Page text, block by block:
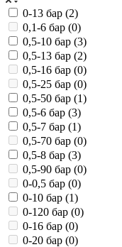
0-13 бар (2)
0,1-6 бар (0)
0,5-10 бар (3)
0,5-13 бар (2)
0,5-16 бар (0)
0,5-25 бар (0)
0,5-50 бар (1)
0,5-6 бар (3)
0,5-7 бар (1)
0,5-70 бар (0)
0,5-8 бар (3)
0,5-90 бар (0)
0-0,5 бар (0)
0-10 бар (1)
0-120 бар (0)
0-16 бар (0)
0-20 бар (0)